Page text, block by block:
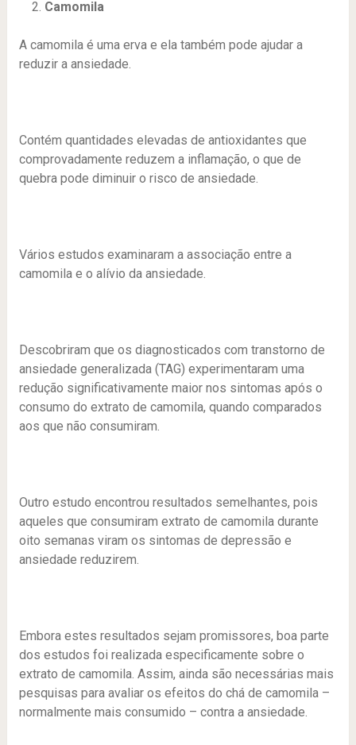
Camomila
A camomila é uma erva e ela também pode ajudar a
reduzir a ansiedade.
Contém quantidades elevadas de antioxidantes que
comprovadamente reduzem a inflamação, o que de
quebra pode diminuir o risco de ansiedade.
Vários estudos examinaram a associação entre a
camomila e o alívio da ansiedade.
Descobriram que os diagnosticados com transtorno de
ansiedade generalizada (TAG) experimentaram uma
redução significativamente maior nos sintomas após o
consumo do extrato de camomila, quando comparados
aos que não consumiram.
Outro estudo encontrou resultados semelhantes, pois
aqueles que consumiram extrato de camomila durante
oito semanas viram os sintomas de depressão e
ansiedade reduzirem.
Embora estes resultados sejam promissores, boa parte
dos estudos foi realizada especificamente sobre o
extrato de camomila. Assim, ainda são necessárias mais
pesquisas para avaliar os efeitos do chá de camomila –
normalmente mais consumido – contra a ansiedade.